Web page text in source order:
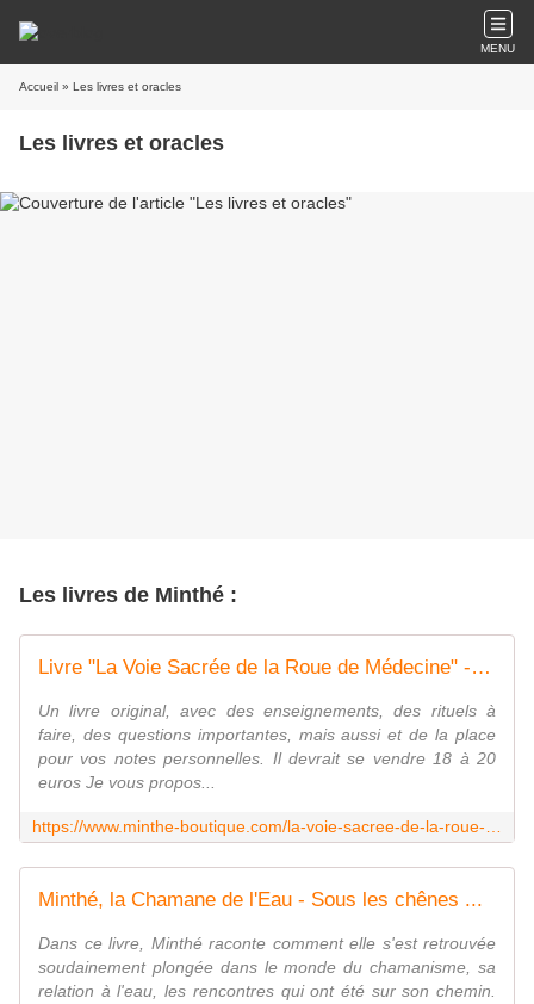
MENU
Accueil » Les livres et oracles
Les livres et oracles
Les livres de Minthé :
Livre "La Voie Sacrée de la Roue de Médecine" - Sous les chênes ...
Un livre original, avec des enseignements, des rituels à
faire, des questions importantes, mais aussi et de la place
pour vos notes personnelles. Il devrait se vendre 18 à 20
euros Je vous propos...
Minthé, la Chamane de l'Eau - Sous les chênes ...
Dans ce livre, Minthé raconte comment elle s'est retrouvée
soudainement plongée dans le monde du chamanisme, sa
relation à l'eau, les rencontres qui ont été sur son chemin.